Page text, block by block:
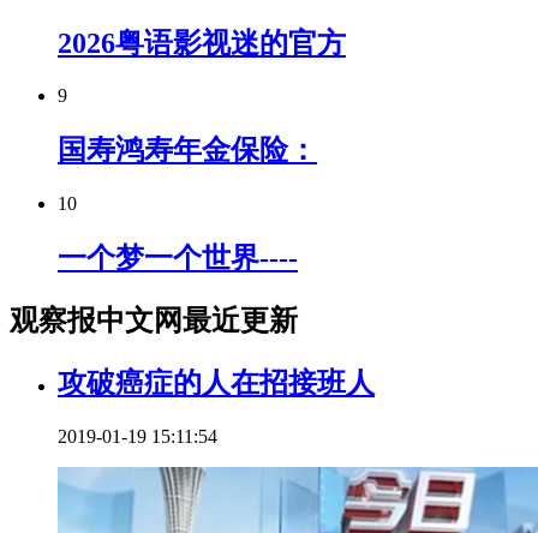
2026粤语影视迷的官方
9
国寿鸿寿年金保险：
10
一个梦一个世界----
观察报中文网最近更新
攻破癌症的人在招接班人
2019-01-19 15:11:54